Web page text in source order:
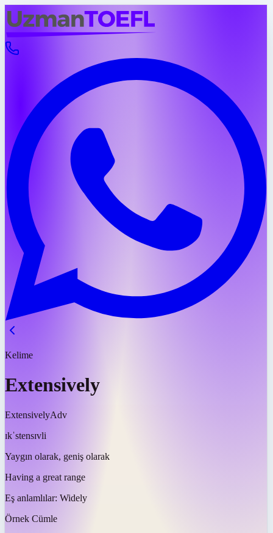
Kelime
Extensively
ExtensivelyAdv
ɪkˈstensɪvli
Yaygın olarak, geniş olarak
Having a great range
Eş anlamlılar: Widely
Örnek Cümle